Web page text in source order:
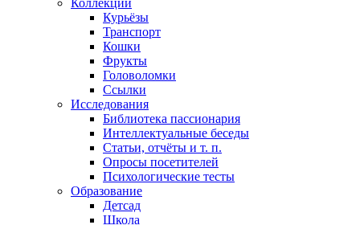
Курьёзы
Транспорт
Кошки
Фрукты
Головоломки
Ссылки
Исследования
Библиотека пассионария
Интеллектуальные беседы
Статьи, отчёты и т. п.
Опросы посетителей
Психологические тесты
Образование
Детсад
Школа